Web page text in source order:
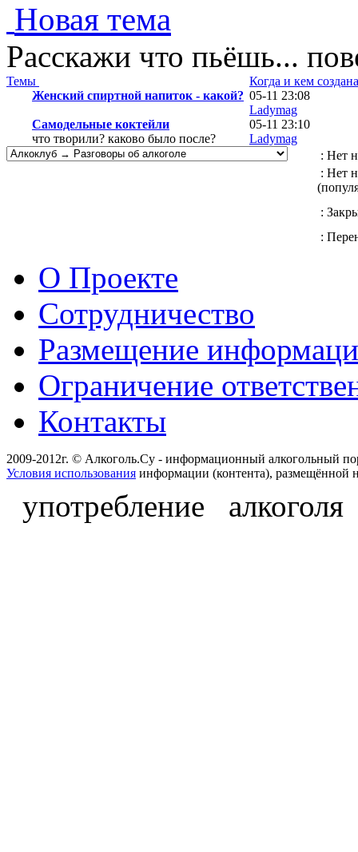
Новая тема
Расскажи что пьёшь...
Темы
Когда и кем создана
Женский спиртной напиток - какой? 05-11 23:08
Ladymag
Самодельные коктейли
что творили? каково было после?
05-11 23:10
Ladymag
: Нет
: Нет
:
:
О Проекте
Сотрудничество
Размещение
Ограничение
Контакты
2009-2012г. © Алкоголь.Су - информационный алкогольный
Условия использования информации (контента), размещённой
употребление